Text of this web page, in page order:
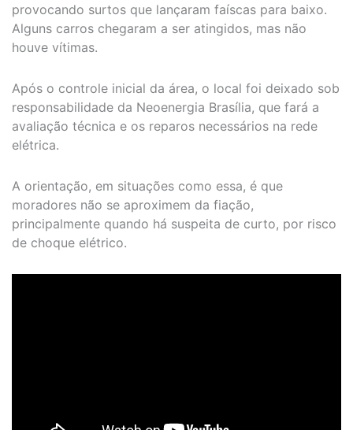
provocando surtos que lançaram faíscas para baixo.
Alguns carros chegaram a ser atingidos, mas não
houve vítimas.
Após o controle inicial da área, o local foi deixado sob
responsabilidade da Neoenergia Brasília, que fará a
avaliação técnica e os reparos necessários na rede
elétrica.
A orientação, em situações como essa, é que
moradores não se aproximem da fiação,
principalmente quando há suspeita de curto, por risco
de choque elétrico.